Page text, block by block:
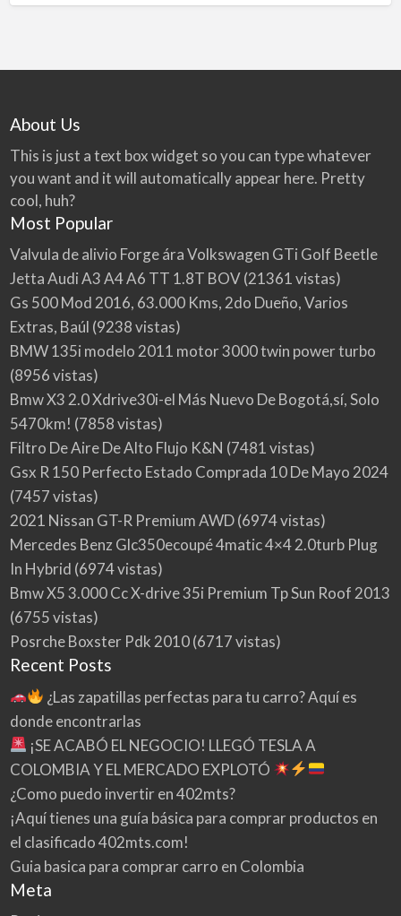
About Us
This is just a text box widget so you can type whatever
you want and it will automatically appear here. Pretty
cool, huh?
Most Popular
Valvula de alivio Forge ára Volkswagen GTi Golf Beetle
Jetta Audi A3 A4 A6 TT 1.8T BOV(21361 vistas)
Gs 500 Mod 2016, 63.000 Kms, 2do Dueño, Varios
Extras, Baúl (9238 vistas)
BMW 135i modelo 2011 motor 3000 twin power turbo
(8956 vistas)
Bmw X3 2.0 Xdrive30i-el Más Nuevo De Bogotá,sí, Solo
5470km! (7858 vistas)
Filtro De Aire De Alto Flujo K&N (7481 vistas)
Gsx R 150 Perfecto Estado Comprada 10 De Mayo 2024
(7457 vistas)
2021 Nissan GT-R Premium AWD(6974 vistas)
Mercedes Benz Glc350ecoupé 4matic 4×4 2.0turb Plug
In Hybrid (6974 vistas)
Bmw X5 3.000 Cc X-drive 35i Premium Tp Sun Roof 2013
(6755 vistas)
Posrche Boxster Pdk 2010(6717 vistas)
Recent Posts
¿Las zapatillas perfectas para tu carro? Aquí es
donde encontrarlas
¡SE ACABÓ EL NEGOCIO! LLEGÓ TESLA A
COLOMBIA Y EL MERCADO EXPLOTÓ
¿Como puedo invertir en 402mts?
¡Aquí tienes una guía básica para comprar productos en
el clasificado 402mts.com!
Guia basica para comprar carro en Colombia
Meta